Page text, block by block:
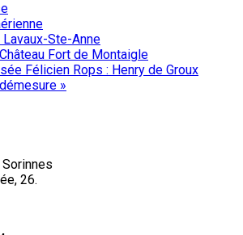
Lavaux-Ste-Anne
Fort de Montaigle
Félicien Rops : Henry de Groux
»
26.